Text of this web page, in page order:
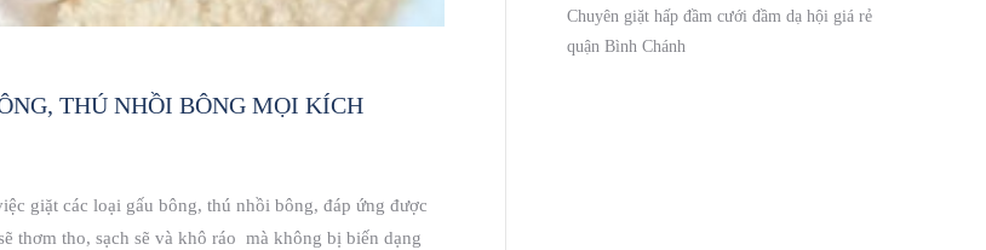
THÚ NHỒI BÔNG MỌI KÍCH
giặt các loại gấu bông, thú nhồi bông, đáp ứng được
thơm tho, sạch sẽ và khô ráo mà không bị biến dạng
Chuyên giặt hấp đầm cưới đầm dạ hội giá rẻ
quận Bình Chánh